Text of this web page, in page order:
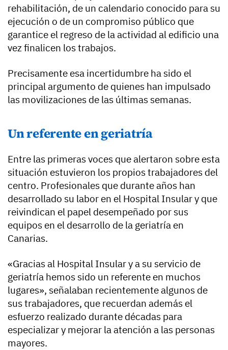
rehabilitación, de un calendario conocido para su
ejecución o de un compromiso público que
garantice el regreso de la actividad al edificio una
vez finalicen los trabajos.
Precisamente esa incertidumbre ha sido el
principal argumento de quienes han impulsado
las movilizaciones de las últimas semanas.
Un referente en geriatría
Entre las primeras voces que alertaron sobre esta
situación estuvieron los propios trabajadores del
centro. Profesionales que durante años han
desarrollado su labor en el Hospital Insular y que
reivindican el papel desempeñado por sus
equipos en el desarrollo de la geriatría en
Canarias.
«Gracias al Hospital Insular y a su servicio de
geriatría hemos sido un referente en muchos
lugares», señalaban recientemente algunos de
sus trabajadores, que recuerdan además el
esfuerzo realizado durante décadas para
especializar y mejorar la atención a las personas
mayores.